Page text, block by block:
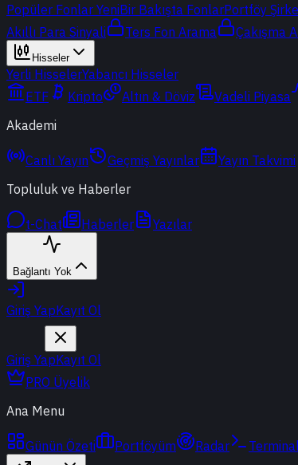
Popüler Fonlar YeniBir Bakışta FonlarPortföy
Akıllı Para Sinyali
Ters Fon Arama Çakışma
Hisseler
Yerli HisselerYabancı Hisseler
ETF
Kripto Altın & Döviz Vadeli Piyasa
Akademi
Canlı Yayın Geçmiş Yayınlar
Yayın Takvimi
Topluluk ve Haberler
t-Chat Haberler Yazılar
Bağlantı Yok
Giriş YapKayıt Ol
Giriş YapKayıt Ol
PRO Üyelik
Ana Menu
Günün Özeti Portföyüm Radar